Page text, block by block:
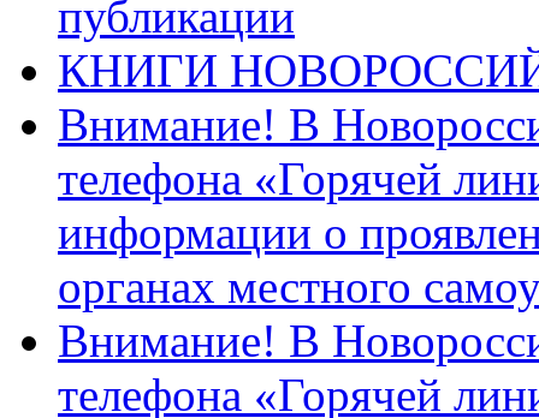
публикации
КНИГИ
Внимание! В
телефона «Горячей
информации о
органах местного
Внимание! В
телефона «Горячей